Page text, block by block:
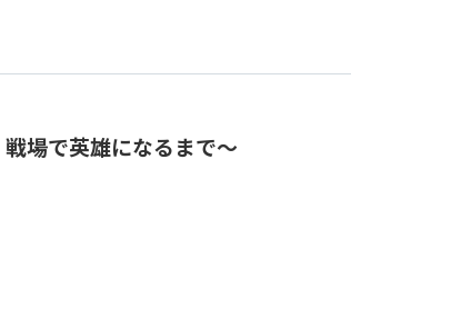
場で英雄になるまで～